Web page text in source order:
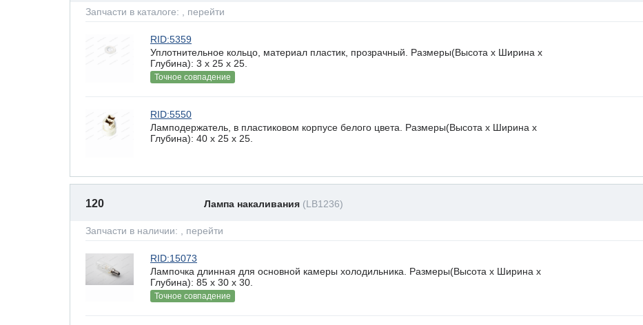
Запчасти в каталоге: , перейти
RID:5359
Уплотнительное кольцо, материал пластик, прозрачный. Размеры(Высота х Ширина х
Глубина): 3 x 25 х 25.
Точное совпадение
RID:5550
Ламподержатель, в пластиковом корпусе белого цвета. Размеры(Высота х Ширина х
Глубина): 40 x 25 х 25.
120 Лампа накаливания (LB1236)
Запчасти в наличии: , перейти
RID:15073
Лампочка длинная для основной камеры холодильника. Размеры(Высота х Ширина х
Глубина): 85 x 30 х 30.
Точное совпадение